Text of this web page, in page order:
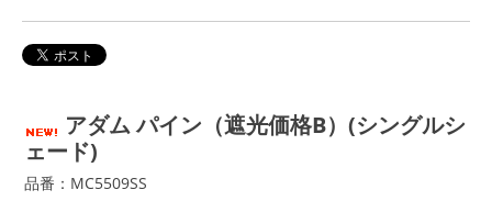
アダム パイン（遮光価格B）(シングルシ
ェード)
品番：MC5509SS